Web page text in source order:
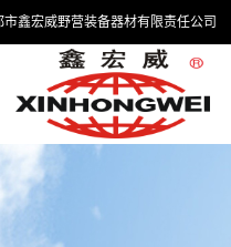
市鑫宏威野营装备器材有限责任公司